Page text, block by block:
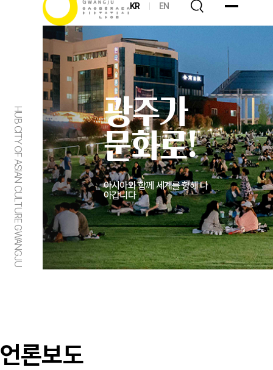
KR EN
HUB CITY OF ASIAN CULTURE GWANGJU
광주가
문화로!
아시아와 함께 세계를 향해 나
아갑니다
언론보도